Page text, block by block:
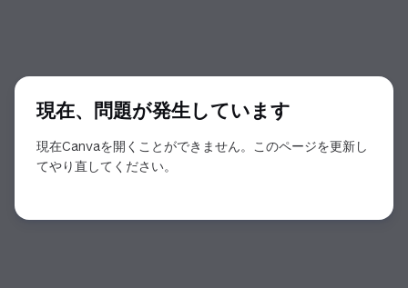
現在、問題が発生しています
現在Canvaを開くことができません。このページを更新し
てやり直してください。